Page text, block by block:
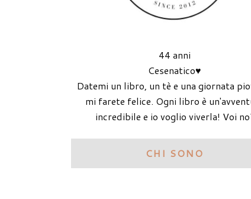
44 anni
Cesenatico♥
Datemi un libro, un tè e una giornata
mi farete felice. Ogni libro è
incredibile e io voglio viverla! Voi
CHI SONO